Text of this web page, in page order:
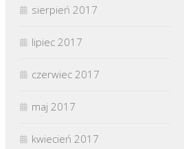
sierpień 2017
lipiec 2017
czerwiec 2017
maj 2017
kwiecień 2017